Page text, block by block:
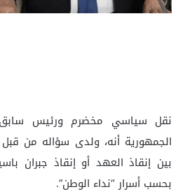
نقل سياسي مخضرم ورئيس
الجمهورية أنه، ولدى سؤاله من قبل
بين إنقاذ العهد أو إنقاذ جبران
بحسب أسرار “نداء الوطن”.